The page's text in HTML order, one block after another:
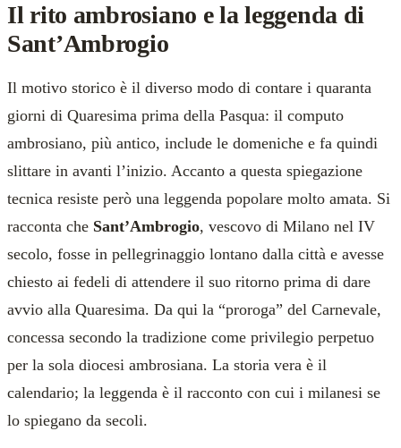
Il rito ambrosiano e la leggenda di
Sant’Ambrogio
Il motivo storico è il diverso modo di contare i quaranta
giorni di Quaresima prima della Pasqua: il computo
ambrosiano, più antico, include le domeniche e fa quindi
slittare in avanti l’inizio. Accanto a questa spiegazione
tecnica resiste però una leggenda popolare molto amata. Si
racconta che Sant’Ambrogio, vescovo di Milano nel IV
secolo, fosse in pellegrinaggio lontano dalla città e avesse
chiesto ai fedeli di attendere il suo ritorno prima di dare
avvio alla Quaresima. Da qui la “proroga” del Carnevale,
concessa secondo la tradizione come privilegio perpetuo
per la sola diocesi ambrosiana. La storia vera è il
calendario; la leggenda è il racconto con cui i milanesi se
lo spiegano da secoli.